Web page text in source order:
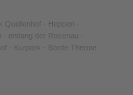
Quellenhof - Heppen -
entlang der Rosenau -
- Kurpark - Börde Therme